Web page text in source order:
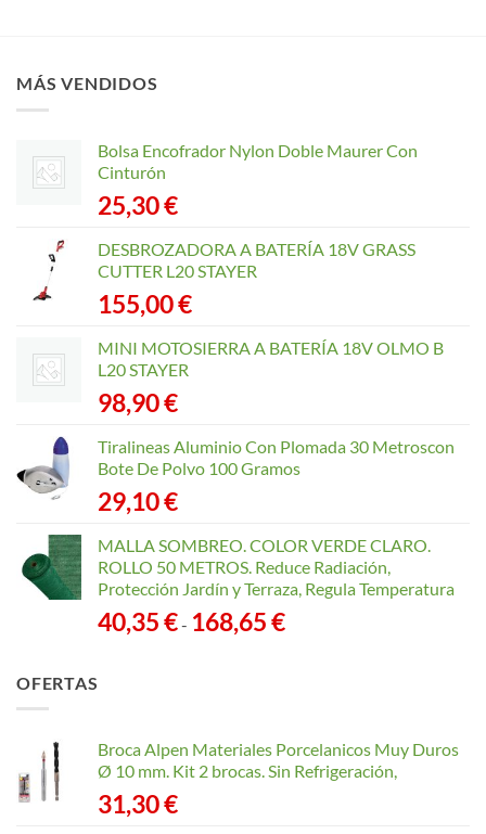
MÁS VENDIDOS
Bolsa Encofrador Nylon Doble Maurer Con
Cinturón
25,30€
DESBROZADORA A BATERÍA 18V GRASS
CUTTER L20 STAYER
155,00€
MINI MOTOSIERRA A BATERÍA 18V OLMO B
L20 STAYER
98,90€
Tiralineas Aluminio Con Plomada 30 Metroscon
Bote De Polvo 100 Gramos
29,10€
MALLA SOMBREO. COLOR VERDE CLARO.
ROLLO 50 METROS. Reduce Radiación,
Protección Jardín y Terraza, Regula Temperatura
40,35€- 168,65€Rango
168,65 €
OFERTAS
Broca Alpen Materiales Porcelanicos Muy Duros
Ø 10 mm. Kit 2 brocas. Sin Refrigeración,
31,30€